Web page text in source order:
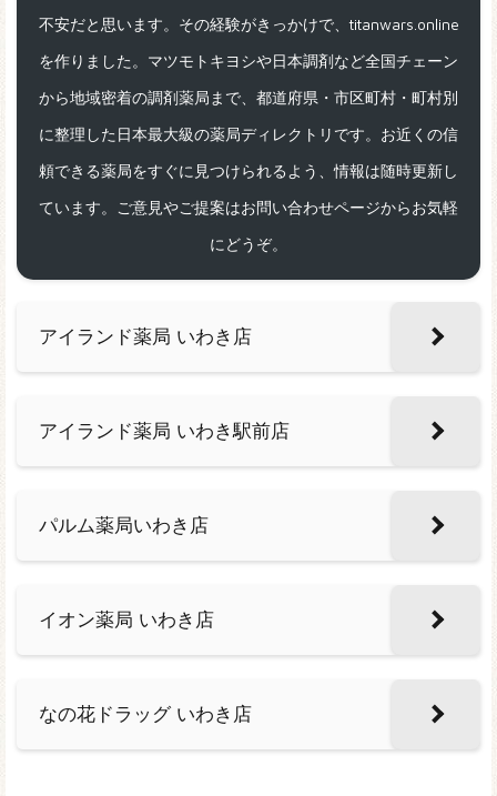
不安だと思います。その経験がきっかけで、titanwars.online
を作りました。マツモトキヨシや日本調剤など全国チェーン
から地域密着の調剤薬局まで、都道府県・市区町村・町村別
に整理した日本最大級の薬局ディレクトリです。お近くの信
頼できる薬局をすぐに見つけられるよう、情報は随時更新し
ています。ご意見やご提案はお問い合わせページからお気軽
にどうぞ。
アイランド薬局 いわき店
アイランド薬局 いわき駅前店
パルム薬局いわき店
イオン薬局 いわき店
なの花ドラッグ いわき店